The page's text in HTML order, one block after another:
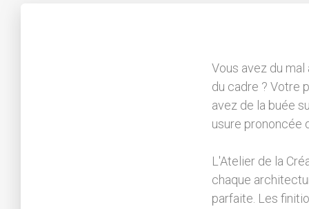
Vous avez du mal
du cadre ? Votre
avez de la buée
usure prononcée
L'Atelier de la
chaque
parfaite. Les